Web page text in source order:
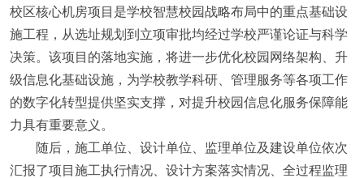
校区核心机房项目是学校智慧校园战略布局中的重点基础设
施工程，从选址规划到立项审批均经过学校严谨论证与科学
决策。该项目的落地实施，将进一步优化校园网络架构、升
级信息化基础设施，为学校教学科研、管理服务等各项工作
的数字化转型提供坚实支撑，对提升校园信息化服务保障能
力具有重要意义。
随后，施工单位、设计单位、监理单位及建设单位依次
汇报了项目施工执行情况、设计方案落实情况、全过程监理